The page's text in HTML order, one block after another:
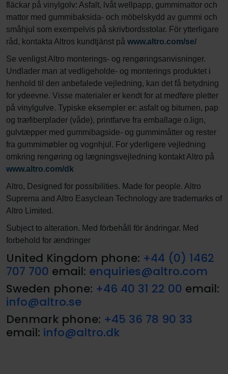
fläckar på vinylgolv: Asfalt, lvåt wellpapp, gummimattor och
mattor med gummibaksida- och möbelskydd av gummi och
småhjul som exempelvis på skrivbordsstolar. För ytterligare
råd, kontakta Altros kundtjänst på www.altro.com/se/
Se venligst Altro monterings- og rengøringsanvisninger.
Undlader man at vedligeholde- og monterings produktet i
henhold til den anbefalede vejledning, kan det få betydning
for ydeevne. Visse materialer er kendt for at medføre pletter
på vinylgulve. Typiske eksempler er: asfalt og bitumen, pap
og træfiberplader (våde), printfarve fra emballage o.lign,
gulvtæpper med gummibagside- og gummimåtter og rester
fra gummimøbler og vognhjul. For yderligere vejledning
omkring rengøring og lægningsvejledning kontakt Altro på
www.altro.com/dk
Altro, Designed for possibilities. Made for people. Altro
Suprema and Altro Easyclean Technology are trademarks of
Altro Limited.
Subject to alteration. Med förbehåll för ändringar. Med
forbehold for ændringer
United Kingdom phone: +44 (0) 1462
707 700 email: enquiries@altro.com
Sweden phone: +46 40 31 22 00 email:
info@altro.se
Denmark phone: +45 36 78 90 33
email: info@altro.dk